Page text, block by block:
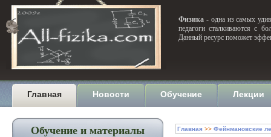
Физика - одна из самых
педагоги сталкиваются с
Данный ресурс поможет
Главная Новости Обучение Лекции
Обучение и материалы Главная >> Фейнмановские